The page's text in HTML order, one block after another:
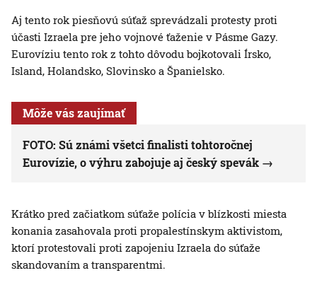
Aj tento rok piesňovú súťaž sprevádzali protesty proti
účasti Izraela pre jeho vojnové ťaženie v Pásme Gazy.
Eurovíziu tento rok z tohto dôvodu bojkotovali Írsko,
Island, Holandsko, Slovinsko a Španielsko.
Môže vás zaujímať
FOTO: Sú známi všetci finalisti tohtoročnej
Eurovízie, o výhru zabojuje aj český spevák
Krátko pred začiatkom súťaže polícia v blízkosti miesta
konania zasahovala proti propalestínskym aktivistom,
ktorí protestovali proti zapojeniu Izraela do súťaže
skandovaním a transparentmi.